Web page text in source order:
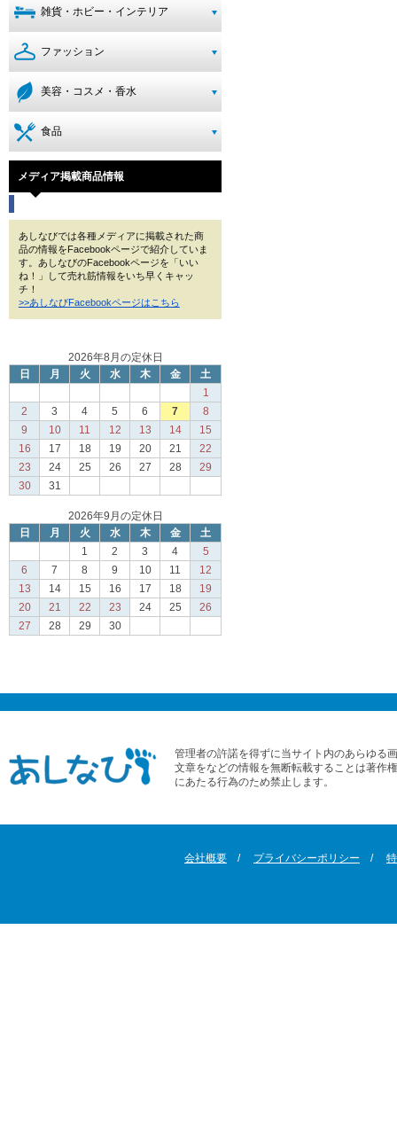
雑貨・ホビー・インテリア
ファッション
美容・コスメ・香水
食品
メディア掲載商品情報
あしなびでは各種メディアに掲載された商
品の情報をFacebookページで紹介していま
す。あしなびのFacebookページを「いい
ね！」して売れ筋情報をいち早くキャッ
チ！
>>あしなびFacebookページはこちら
2026年8月の定休日
日
月 火 水 木 金
土
1
2
3 4 5 6 7
8
9
10 11 12 13 14
15
16
17 18 19 20 21
22
23
24 25 26 27 28
29
30
31
2026年9月の定休日
日
月 火 水 木 金
土
1
2 3 4
5
6
7 8 9 10 11
12
13
14 15 16 17 18
19
20
21 22 23 24 25
26
27
28 29 30
管理者の許諾を得ずに当サイト内のあらゆる
文章をなどの情報を無断転載することは著作
にあたる行為のため禁止します。
会社概要 プライバシーポリシー